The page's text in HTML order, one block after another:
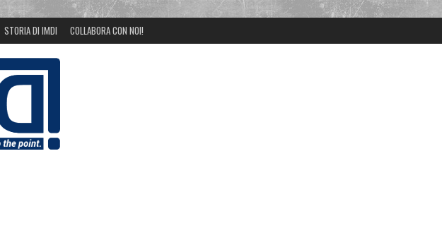
STORIA DI IMDI COLLABORA CON NOI!